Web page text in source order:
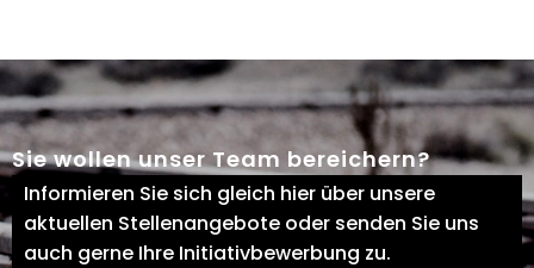
Sie wollen unser Team bereichern?
Informieren Sie sich gleich hier über unsere
aktuellen Stellenangebote oder senden Sie uns
auch gerne Ihre Initiativbewerbung zu.